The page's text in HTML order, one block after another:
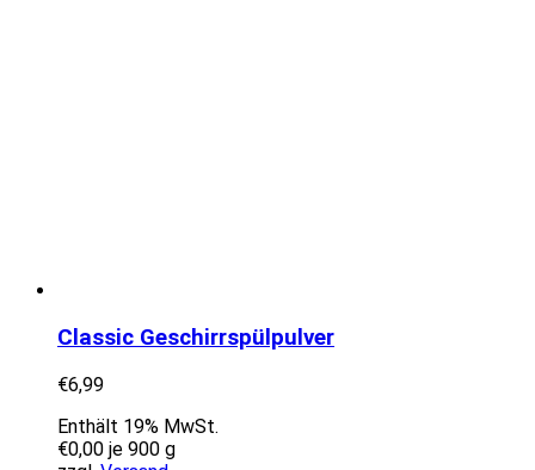
Classic Geschirrspülpulver
€6,99
Enthält 19% MwSt.
€0,00 je 900 g